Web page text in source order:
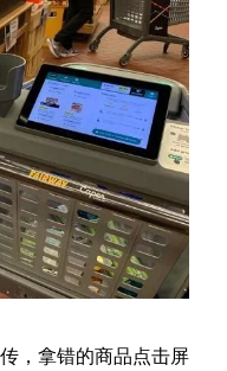
，拿错的商品点击屏